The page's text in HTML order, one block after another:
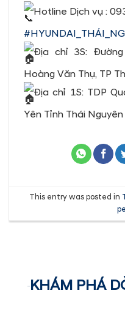
Hotline Dịch vụ :
Địa chỉ 3S:
Hoàng Văn Thụ, TP
Địa chỉ 1S: TDP
Yên Tỉnh Thái Nguyên
This entry was posted in
KHÁM PHÁ